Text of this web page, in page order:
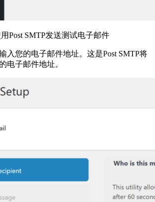
Post SMTP发送测试电子邮件
入您的电子邮件地址。这是Post SMTP将
电子邮件地址。